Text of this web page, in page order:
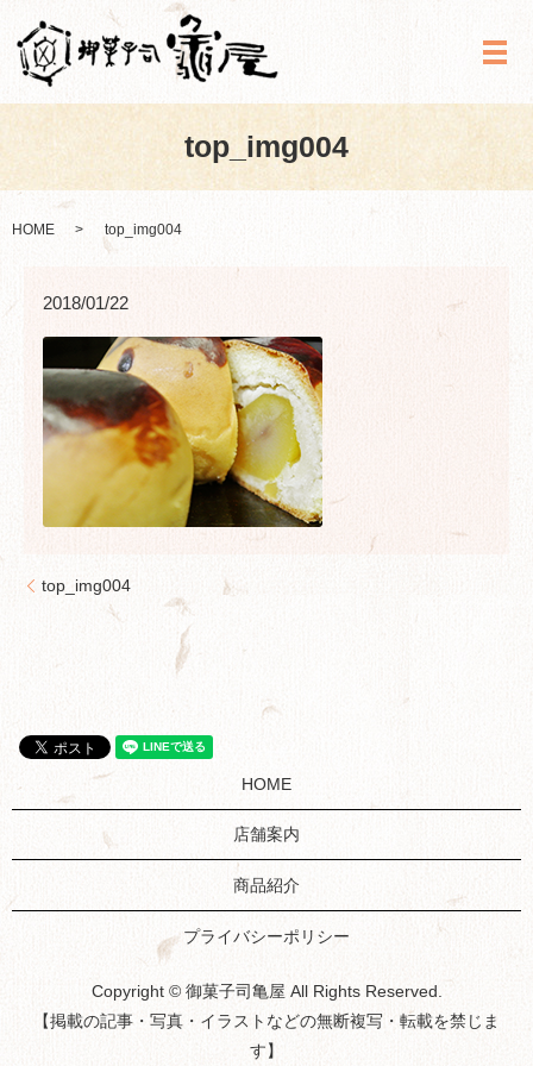
メ
top_img004
HOME top_img004
2018/01/22
top_img004
HOME
店舗案内
商品紹介
プライバシーポリシー
Copyright © 御菓子司亀屋 All Rights Reserved.
【掲載の記事・写真・イラストなどの無断複写・転載を禁じま
す】